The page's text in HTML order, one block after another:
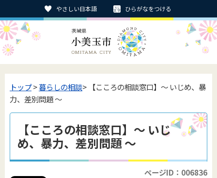
やさしい日本語 ひらがなをつける
トップ>暮らしの相談> 【こころの相談窓口】～ いじめ、暴
力、差別問題 ～
【こころの相談窓口】～ いじ
め、暴力、差別問題 ～
ページID：006836